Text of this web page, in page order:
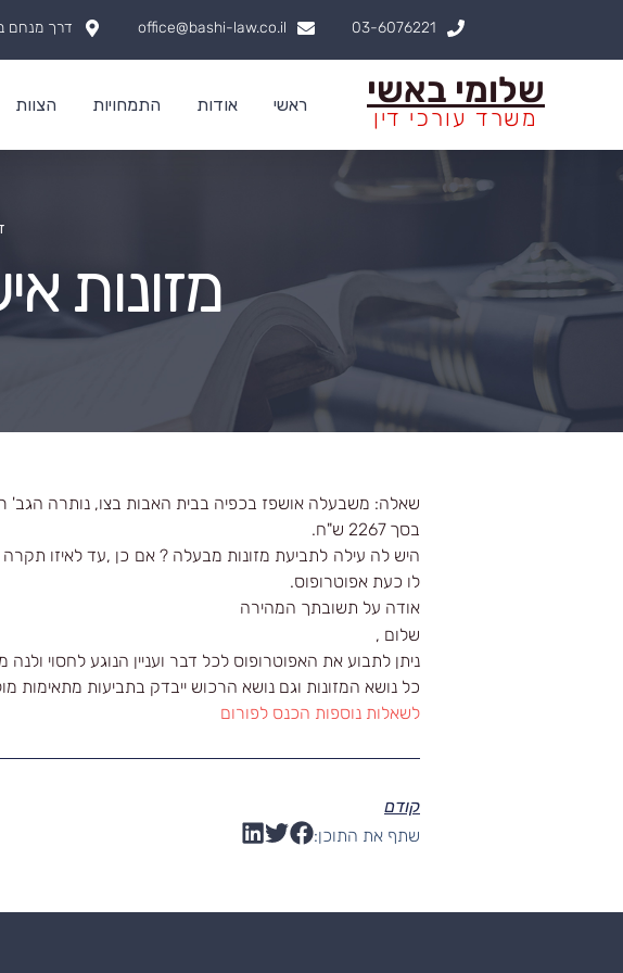
03-6076221
office@bashi-law.co.il דרך מנחם בגין 148, בית גזית,
שלומי באשי
משרד עורכי דין ראשי אודות התמחויות הצוות
מזונות
שאלה: משבעלה אושפז בכפיה בבית האבות בצו, נותרה הגב'
בסך 2267 ש"ח.
היש לה עילה לתביעת מזונות מבעלה ? אם כן ,עד לאיזו
לו כעת אפוטרופוס.
אודה על תשובתך המהירה
שלום ,
ניתן לתבוע את האפוטרופוס לכל דבר ועניין הנוגע לחסוי ולנה
כל נושא המזונות וגם נושא הרכוש ייבדק בתביעות מתאימות
לשאלות נוספות הכנס לפורום
קודם
שתף את התוכן: